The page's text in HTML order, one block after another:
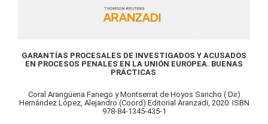
GARANTÍAS PROCESALES DE INVESTIGADOS Y ACUSADOS
EN PROCESOS PENALES EN LA UNIÓN EUROPEA. BUENAS
PRÁCTICAS
Coral Arangüena Fanego y Montserrat de Hoyos Sancho ( Dir)
Hernández López, Alejandro (Coord) Editorial Aranzadi, 2020 ISBN
978-84-1345-435-1